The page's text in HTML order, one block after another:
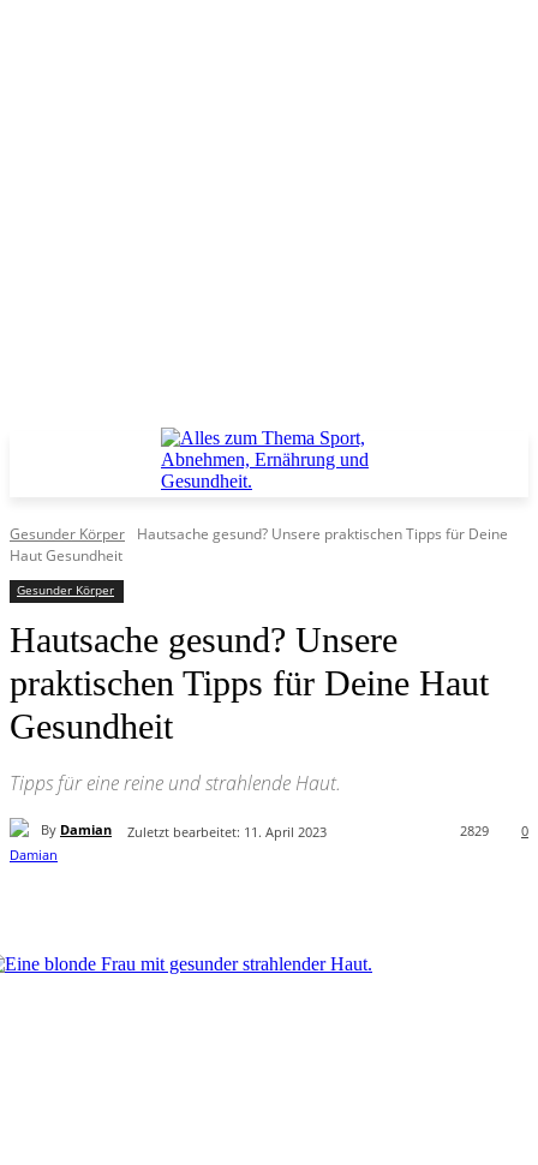
Gesunder Körper
Hautsache gesund? Unsere praktischen Tipps für Deine
Haut Gesundheit
Gesunder Körper
Hautsache gesund? Unsere
praktischen Tipps für Deine Haut
Gesundheit
Tipps für eine reine und strahlende Haut.
By Damian Zuletzt bearbeitet: 11. April 2023 0
2829